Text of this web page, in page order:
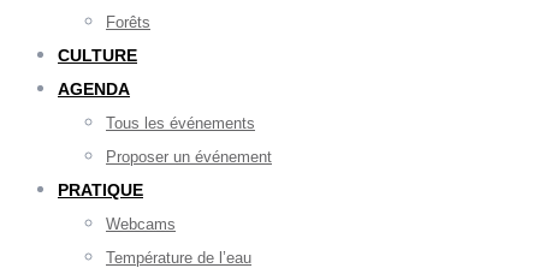
Forêts
CULTURE
AGENDA
Tous les événements
Proposer un événement
PRATIQUE
Webcams
Température de l’eau